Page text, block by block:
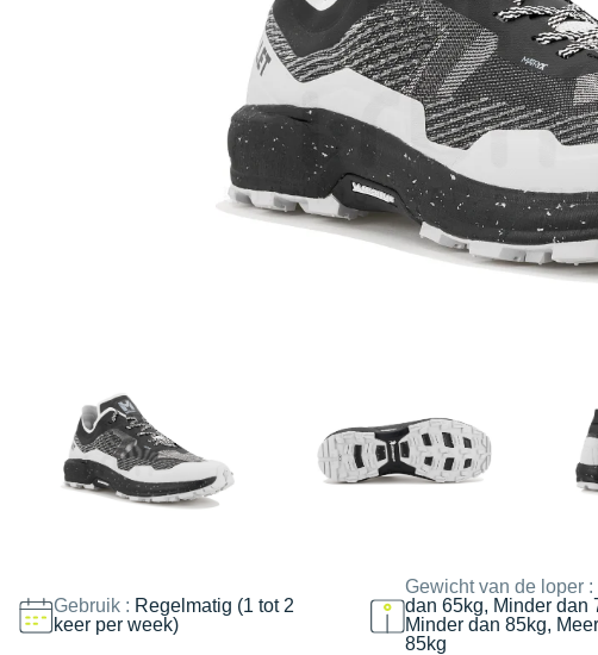
Gebruik : Regelmatig (1 tot 2
keer per week)
Gewicht van de loper :
dan 65kg, Minder dan
Minder dan 85kg,
85kg